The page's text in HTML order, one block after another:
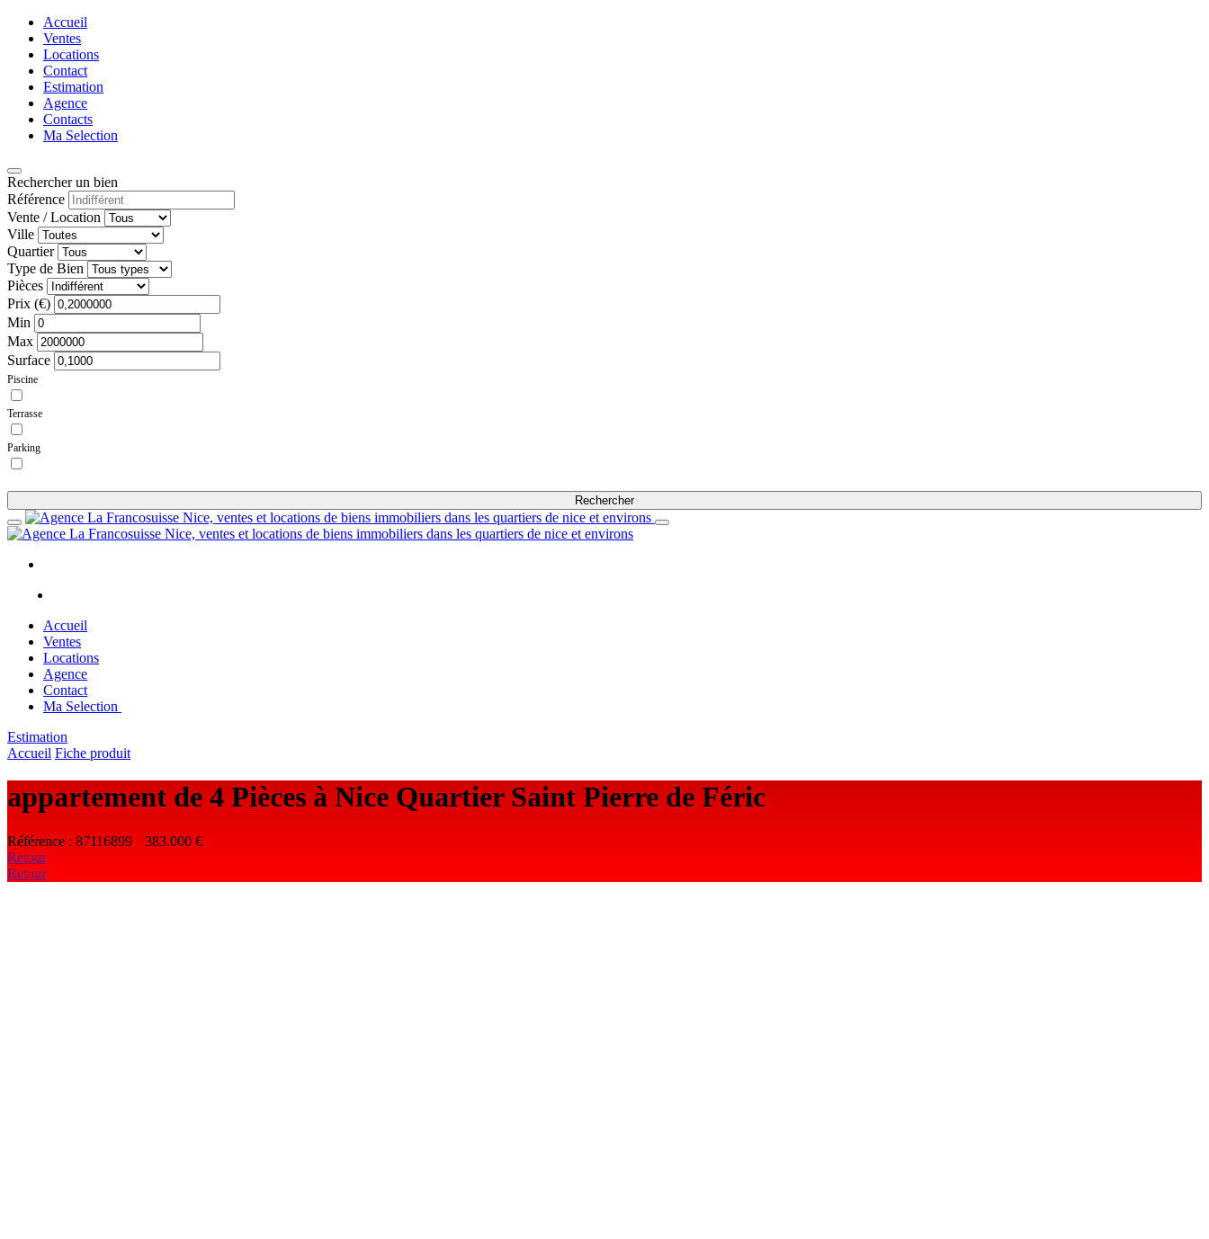
Accueil
Ventes
Locations
Contact
Estimation
Agence
Contacts
Ma Selection
Rechercher un bien
Référence
Vente / Location
Ville
Quartier
Type de Bien
Pièces
Prix (€)
Min
Max
Surface
Piscine
Terrasse
Parking
Rechercher
Accueil
Ventes
Locations
Agence
Contact
Ma Selection
Estimation
Accueil Fiche produit
appartement de 4 Pièces à Nice Quartier Saint Pierre de Féric
Référence : 87116899
383.000 €
Retour
Retour